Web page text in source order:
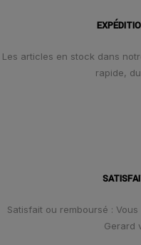
Les articles en stock dans
rapide,
Satisfait ou remboursé :
Gerard